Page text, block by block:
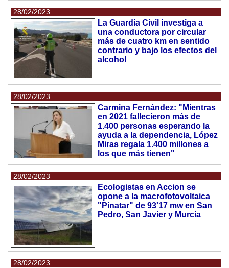
28/02/2023
La Guardia Civil investiga a
una conductora por circular
más de cuatro km en sentido
contrario y bajo los efectos del
alcohol
28/02/2023
Carmina Fernández: "Mientras
en 2021 fallecieron más de
1.400 personas esperando la
ayuda a la dependencia, López
Miras regala 1.400 millones a
los que más tienen"
28/02/2023
Ecologistas en Accion se
opone a la macrofotovoltaica
"Pinatar" de 93'17 mw en San
Pedro, San Javier y Murcia
28/02/2023